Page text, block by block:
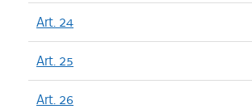
Art. 24
Art. 25
Art. 26